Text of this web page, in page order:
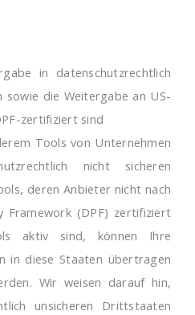
in datenschutzrechtlich
die Weitergabe an US-
zertifiziert sind
Tools von Unternehmen
nicht sicheren
deren Anbieter nicht nach
Framework (DPF) zertifiziert
aktiv sind, können Ihre
in diese Staaten übertragen
Wir weisen darauf hin,
unsicheren Drittstaaten